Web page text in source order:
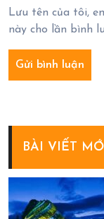
Lưu tên của tôi,
này cho lần bình
BÀI VIẾT